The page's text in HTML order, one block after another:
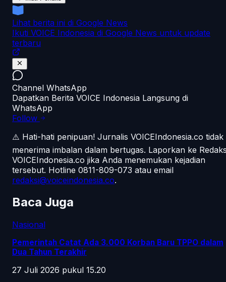
Lihat berita ini di Google News
Ikuti VOICE Indonesia di Google News untuk update
terbaru
Channel WhatsApp
Dapatkan Berita VOICE Indonesia Langsung di
WhatsApp
Follow
⚠️ Hati-hati penipuan! Jurnalis VOICEIndonesia.co tidak
menerima imbalan dalam bertugas. Laporkan ke
VOICEIndonesia.co jika Anda menemukan kejadian
tersebut. Hotline 0811-809-073 atau email
redaksi@voiceindonesia.co.
Baca Juga
Nasional
Pemerintah Catat Ada 3.000 Korban Baru TPPO dalam
Dua Tahun Terakhir
27 Juli 2026 pukul 15.20